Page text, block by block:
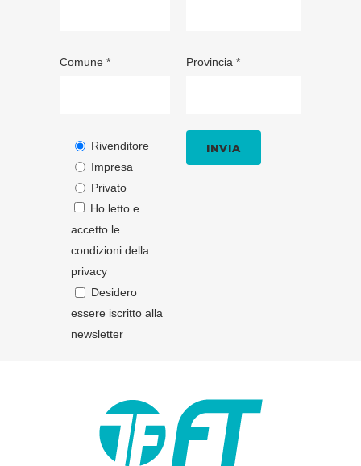
Comune *
Rivenditore
Impresa
Privato
Ho letto e
accetto le
condizioni della
privacy
Desidero
essere iscritto alla
newsletter
Provincia *